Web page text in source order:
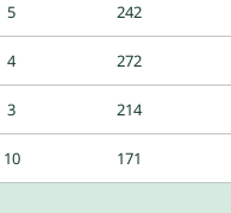
5 242
4 272
3 214
10 171